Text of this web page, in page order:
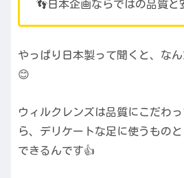
👣日本企画ならではの品質と
やっぱり日本製って聞くと、な
😊
ウィルクレンズは品質にこだわ
ら、デリケートな足に使うもの
できるんです👍